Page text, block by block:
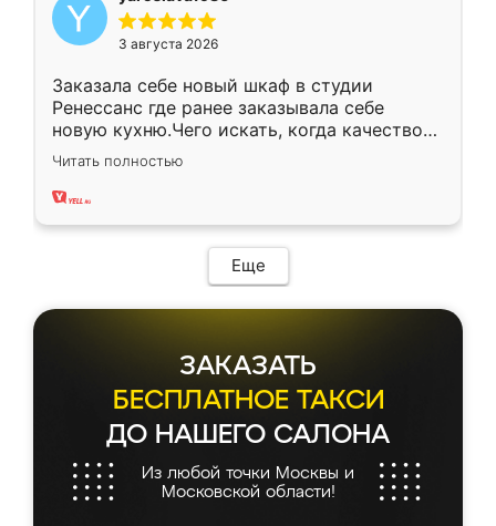
3 августа 2026
Заказала себе новый шкаф в студии
Ренессанс где ранее заказывала себе
новую кухню.Чего искать, когда качеством
вполне довольна. Служит кухня уже почти
два года, нареканий нет.
Читать полностью
Еще
ЗАКАЗАТЬ
БЕСПЛАТНОЕ ТАКСИ
ДО НАШЕГО САЛОНА
Из любой точки Москвы и
Московской области!